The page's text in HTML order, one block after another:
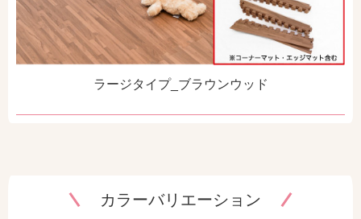
ラージタイプ_ブラウンウッド
カラーバリエーション